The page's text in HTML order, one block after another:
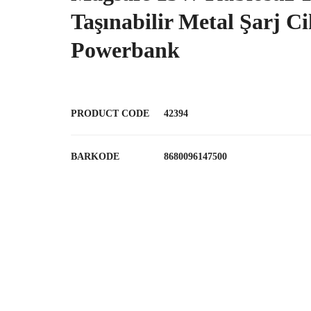
Taşınabilir Metal Şarj
Powerbank
PRODUCT CODE 42394
BARKODE 8680096147500